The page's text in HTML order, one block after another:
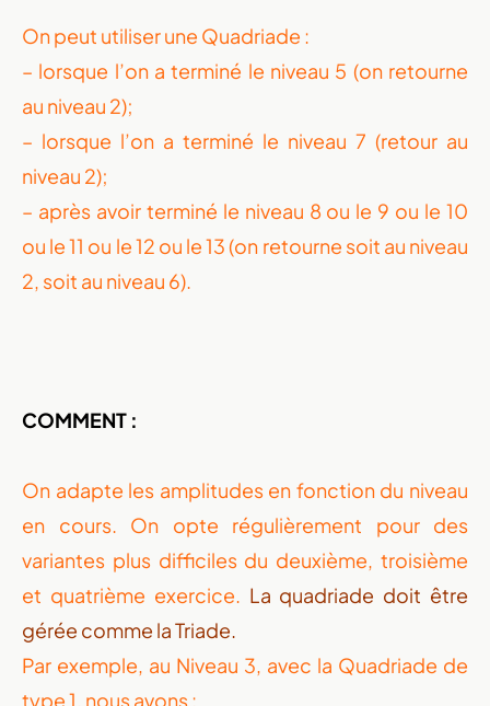
On peut utiliser une Quadriade :
– lorsque l’on a terminé le niveau 5 (on retourne
au niveau 2);
– lorsque l’on a terminé le niveau 7 (retour au
niveau 2);
– après avoir terminé le niveau 8 ou le 9 ou le 10
ou le 11 ou le 12 ou le 13 (on retourne soit au niveau
2, soit au niveau 6).
COMMENT :
On adapte les amplitudes en fonction du niveau
en cours. On opte régulièrement pour des
variantes plus difficiles du deuxième, troisième
et quatrième exercice. La quadriade doit être
gérée comme la Triade.
Par exemple, au Niveau 3, avec la Quadriade de
type 1, nous avons :